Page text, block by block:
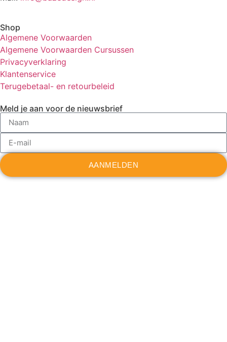
Shop
Algemene Voorwaarden
Algemene Voorwaarden Cursussen
Privacyverklaring
Klantenservice
Terugebetaal- en retourbeleid
Meld je aan voor de nieuwsbrief
AANMELDEN